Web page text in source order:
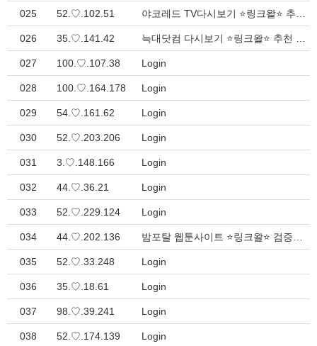
025 52.♡.102.51
026 35.♡.141.42
027 100.♡.107.38 Login
028 100.♡.164.178 Login
029 54.♡.161.62 Login
030 52.♡.203.206 Login
031 3.♡.148.166 Login
032 44.♡.36.21 Login
033 52.♡.229.124 Login
034 44.♡.202.136
035 52.♡.33.248 Login
036 35.♡.18.61 Login
037 98.♡.39.241 Login
038 52.♡.174.139 Login